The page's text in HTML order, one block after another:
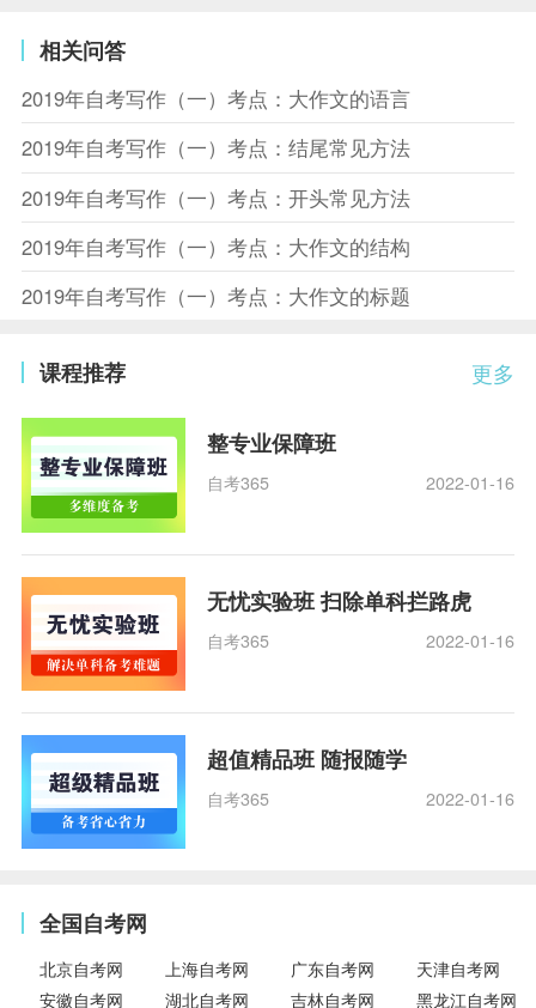
相关问答
2019年自考写作（一）考点：大作文的语言
2019年自考写作（一）考点：结尾常见方法
2019年自考写作（一）考点：开头常见方法
2019年自考写作（一）考点：大作文的结构
2019年自考写作（一）考点：大作文的标题
更多
课程推荐
整专业保障班
自考365 2022-01-16
无忧实验班 扫除单科拦路虎
自考365 2022-01-16
超值精品班 随报随学
自考365 2022-01-16
全国自考网
北京自考网 上海自考网 广东自考网
天津自考网
安徽自考网
湖北自考网 吉林自考网 黑龙江自考网